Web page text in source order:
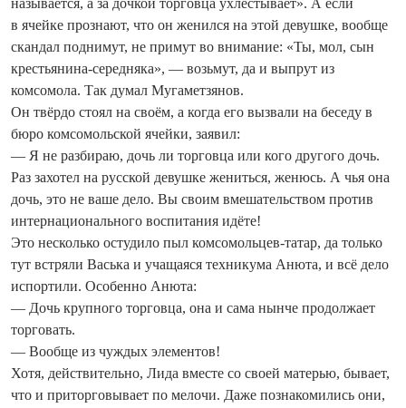
называется, а за дочкой торговца ухлёстывает». А если
в ячейке прознают, что он женился на этой девушке, вообще
скандал поднимут, не примут во внимание: «Ты, мол, сын
крестьянина-середняка», — возьмут, да и выпрут из
комсомола. Так думал Мугаметзянов.
Он твёрдо стоял на своём, а ко­гда его вызвали на беседу в
бюро комсомольской ячейки, заявил:
— Я не разбираю, дочь ли торговца или кого другого дочь.
Раз захотел на русской девушке жениться, женюсь. А чья она
дочь, это не ваше дело. Вы своим вмешательством против
интернационального воспитания идёте!
Это несколько остудило пыл комсомольцев-татар, да только
тут встряли Васька и учащаяся техникума Анюта, и всё дело
испортили. Особенно Анюта:
— Дочь крупного торговца, она и сама нынче продолжает
торговать.
— Вообще из чуждых элементов!
Хотя, действительно, Лида вместе со своей матерью, бывает,
что и приторговывает по мелочи. Даже познакомились они,